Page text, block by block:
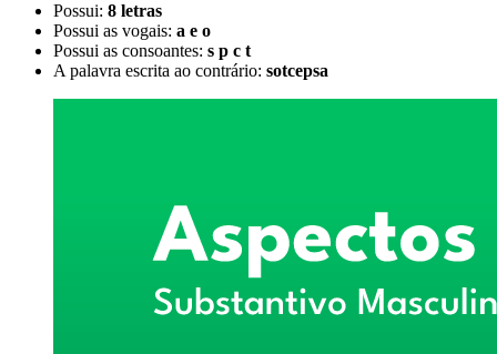
Possui: 8 letras
Possui as vogais: a e o
Possui as consoantes: s p c t
A palavra escrita ao contrário: sotcepsa